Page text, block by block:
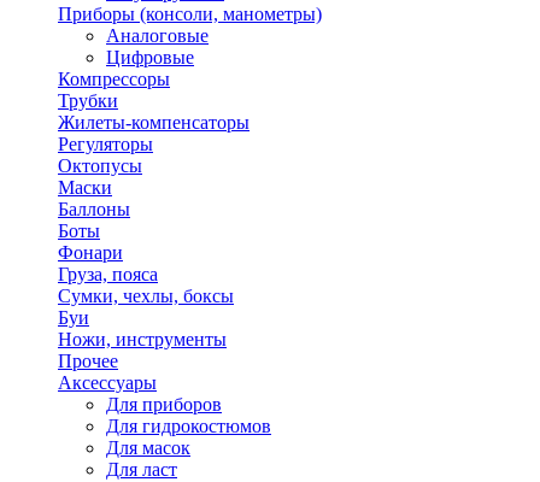
Приборы (консоли, манометры)
Аналоговые
Цифровые
Компрессоры
Трубки
Жилеты-компенсаторы
Регуляторы
Октопусы
Маски
Баллоны
Боты
Фонари
Груза, пояса
Сумки, чехлы, боксы
Буи
Ножи, инструменты
Прочее
Аксессуары
Для приборов
Для гидрокостюмов
Для масок
Для ласт